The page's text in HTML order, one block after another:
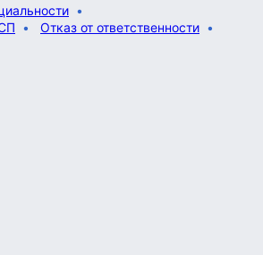
Отказ от ответственности